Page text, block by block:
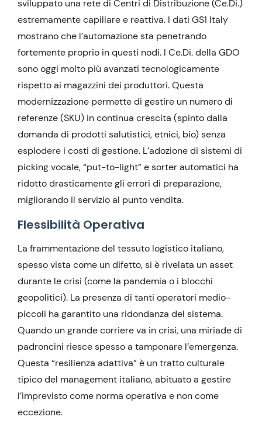
sviluppato una rete di Centri di Distribuzione (Ce.Di.)
estremamente capillare e reattiva. I dati GS1 Italy
mostrano che l’automazione sta penetrando
fortemente proprio in questi nodi. I Ce.Di. della GDO
sono oggi molto più avanzati tecnologicamente
rispetto ai magazzini dei produttori. Questa
modernizzazione permette di gestire un numero di
referenze (SKU) in continua crescita (spinto dalla
domanda di prodotti salutistici, etnici, bio) senza
esplodere i costi di gestione. L’adozione di sistemi di
picking vocale, “put-to-light” e sorter automatici ha
ridotto drasticamente gli errori di preparazione,
migliorando il servizio al punto vendita.
Flessibilità Operativa
La frammentazione del tessuto logistico italiano,
spesso vista come un difetto, si è rivelata un asset
durante le crisi (come la pandemia o i blocchi
geopolitici). La presenza di tanti operatori medio-
piccoli ha garantito una ridondanza del sistema.
Quando un grande corriere va in crisi, una miriade di
padroncini riesce spesso a tamponare l’emergenza.
Questa “resilienza adattiva” è un tratto culturale
tipico del management italiano, abituato a gestire
l’imprevisto come norma operativa e non come
eccezione.